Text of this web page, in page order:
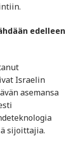
edelleen
Israelin
asemansa
sijoittajia.